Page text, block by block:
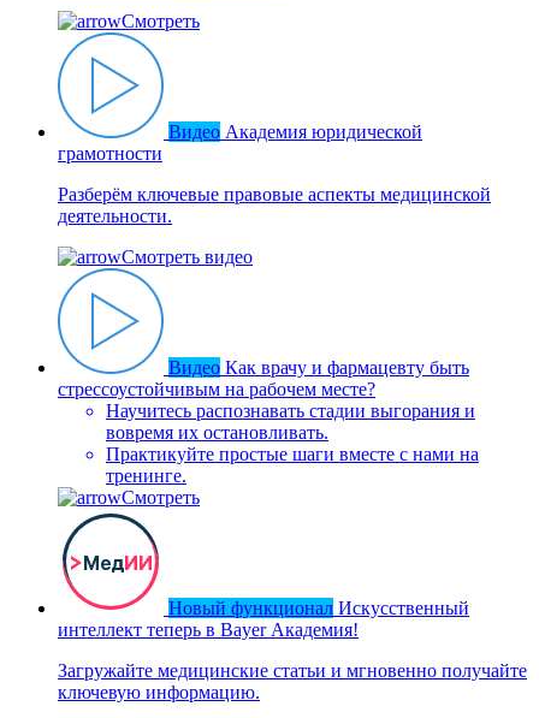
Смотреть
Видео Академия юридической
грамотности
Разберём ключевые правовые аспекты медицинской
деятельности.
Смотреть видео
Видео Как врачу и фармацевту быть
стрессоустойчивым на рабочем месте?
Научитесь распознавать стадии выгорания и
вовремя их остановливать.
Практикуйте простые шаги вместе с нами на
тренинге.
Смотреть
Новый функционал Искусственный
интеллект теперь в Bayer Академия!
Загружайте медицинские статьи и мгновенно получайте
ключевую информацию.